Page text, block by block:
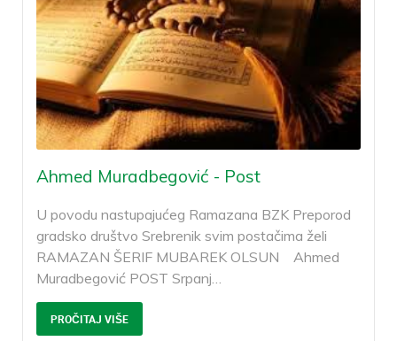
Ahmed Muradbegović - Post
U povodu nastupajućeg Ramazana BZK Preporod
gradsko društvo Srebrenik svim postačima želi
RAMAZAN ŠERIF MUBAREK OLSUN Ahmed
Muradbegović POST Srpanj
PROČITAJ VIŠE